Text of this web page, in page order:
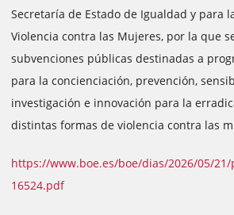
Secretaría de Estado de Igualdad y para
Violencia contra las Mujeres, por la que
subvenciones públicas destinadas a
para la concienciación, prevención,
investigación e innovación para la
distintas formas de violencia contra las
https://www.boe.es/boe/dias/2026/05/21/
16524.pdf